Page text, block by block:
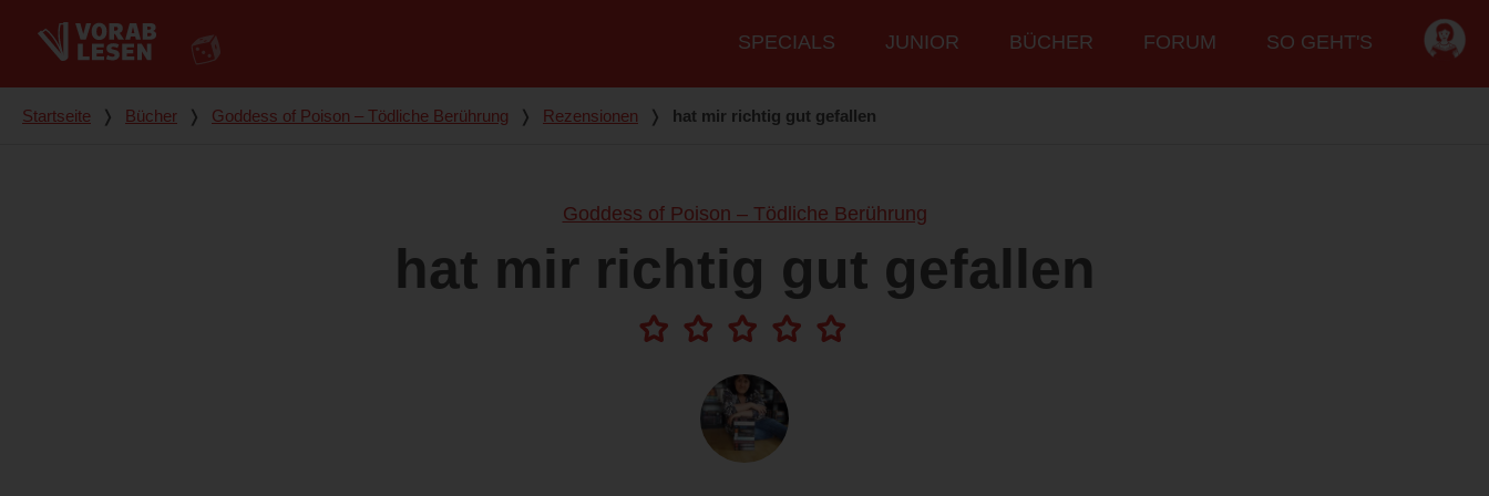
Hauptmenü
SPECIALS JUNIOR BÜCHER FORUM SO GEHT'S
Du bist hier
Startseite ❭ Bücher ❭ Goddess of Poison – Tödliche Berührung ❭ Rezensionen ❭ hat mir richtig gut gefallen
Goddess of Poison – Tödliche Berührung
hat mir richtig gut gefallen